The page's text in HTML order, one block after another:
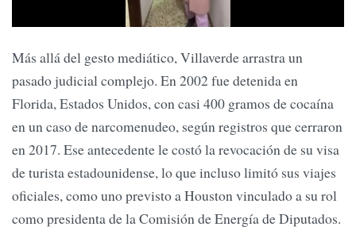
Más allá del gesto mediático, Villaverde arrastra un
pasado judicial complejo. En 2002 fue detenida en
Florida, Estados Unidos, con casi 400 gramos de cocaína
en un caso de narcomenudeo, según registros que cerraron
en 2017. Ese antecedente le costó la revocación de su visa
de turista estadounidense, lo que incluso limitó sus viajes
oficiales, como uno previsto a Houston vinculado a su rol
como presidenta de la Comisión de Energía de Diputados.